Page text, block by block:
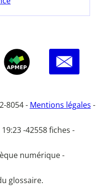
8054 - Mentions légales -
-42558 fiches -
numérique -
glossaire.